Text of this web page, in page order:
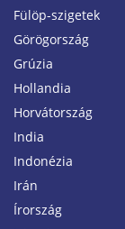
Fülöp-szigetek
Görögország
Grúzia
Hollandia
Horvátország
India
Indonézia
Irán
Írország